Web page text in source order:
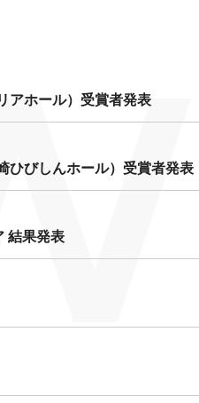
アホール）受賞者発表
ひびしんホール）受賞者発表
結果発表